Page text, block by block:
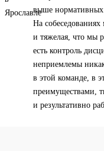
выше
На
и тяжелая, что мы
есть контроль
неприемлемы
в этой команде, в
преимуществами,
и результативно